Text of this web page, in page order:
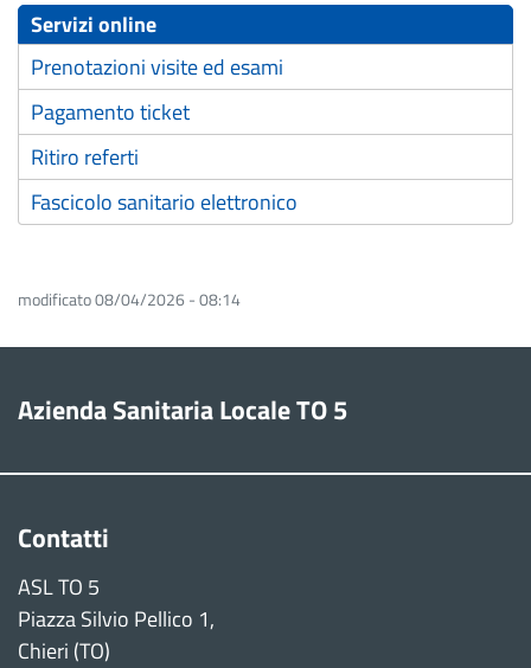
Servizi online
Prenotazioni visite ed esami
Pagamento ticket
Ritiro referti
Fascicolo sanitario elettronico
modificato 08/04/2026 - 08:14
Azienda Sanitaria Locale TO 5
Contatti
ASL TO 5
Piazza Silvio Pellico 1,
Chieri (TO)